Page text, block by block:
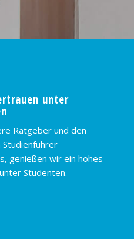
unter
Ratgeber und den
genießen wir ein hohes
Studenten.